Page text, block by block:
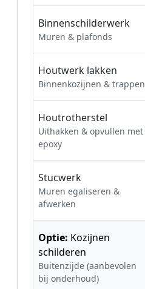
Binnenschilderwerk
Muren & plafonds
Houtwerk lakken
Binnenkozijnen & trappen
Houtrotherstel
Uithakken & opvullen met
epoxy
Stucwerk
Muren egaliseren &
afwerken
Optie: Kozijnen
schilderen
Buitenzijde (aanbevolen
bij onderhoud)